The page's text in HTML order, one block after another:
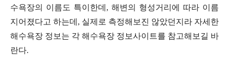
수욕장의 이름도 특이한데, 해변의 형성거리에 따라 이름
지어졌다고 하는데, 실제로 측정해보진 않았던지라 자세한
해수욕장 정보는 각 해수욕장 정보사이트를 참고해보길 바
란다.